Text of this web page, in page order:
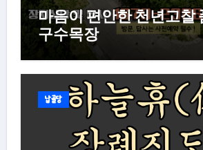
마음이 편안한 천년고찰
구수목장
납골당